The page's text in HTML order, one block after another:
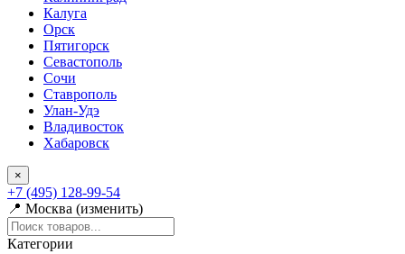
Калуга
Орск
Пятигорск
Севастополь
Сочи
Ставрополь
Улан-Удэ
Владивосток
Хабаровск
×
+7 (495) 128-99-54
📍 Москва (изменить)
Категории